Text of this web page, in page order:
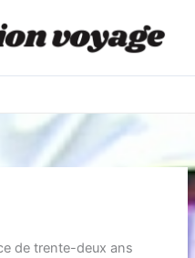
de trente-deux ans